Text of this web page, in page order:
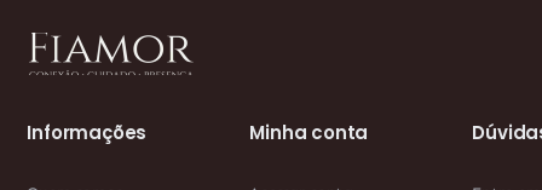
Informações Minha conta